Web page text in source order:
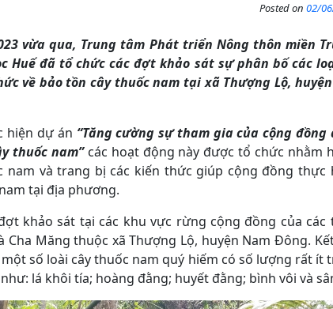
Posted on 02/
vừa qua, Trung tâm Phát triển Nông thôn miền
Huế đã tổ chức các đợt khảo sát sự phân bố các
về bảo tồn cây thuốc nam tại xã Thượng Lộ,
hiện dự án “Tăng cường sự tham gia của cộng
thuốc nam”các hoạt động này được tổ chức nhằm
nam và trang bị các kiến thức giúp cộng đồng thực
tại địa phương.
khảo sát tại các khu vực rừng cộng đồng của
Cha Măng thuộc xã Thượng Lộ, huyện Nam Đông.
số loài cây thuốc nam quý hiếm có số lượng rất ít
lá khôi tía; hoàng đằng; huyết đằng; bình vôi và